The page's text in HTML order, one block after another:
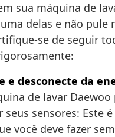
sua máquina de
delas e não pule
se de seguir
e desconecte da
de lavar
seus sensores: Este
você deve fazer